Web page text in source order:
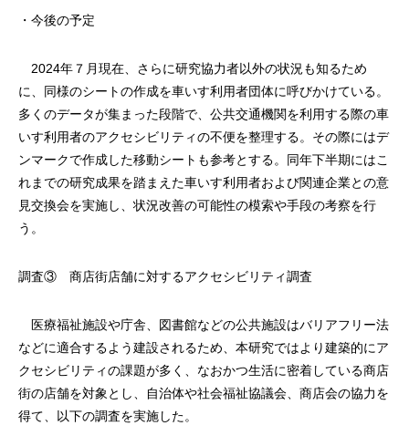
・今後の予定
2024年７月現在、さらに研究協力者以外の状況も知るため
に、同様のシートの作成を車いす利用者団体に呼びかけている。
多くのデータが集まった段階で、公共交通機関を利用する際の車
いす利用者のアクセシビリティの不便を整理する。その際にはデ
ンマークで作成した移動シートも参考とする。同年下半期にはこ
れまでの研究成果を踏まえた車いす利用者および関連企業との意
見交換会を実施し、状況改善の可能性の模索や手段の考察を行
う。
調査③ 商店街店舗に対するアクセシビリティ調査
医療福祉施設や庁舎、図書館などの公共施設はバリアフリー法
などに適合するよう建設されるため、本研究ではより建築的にア
クセシビリティの課題が多く、なおかつ生活に密着している商店
街の店舗を対象とし、自治体や社会福祉協議会、商店会の協力を
得て、以下の調査を実施した。